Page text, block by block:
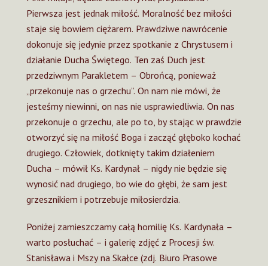
Pierwsza jest jednak miłość. Moralność bez miłości
staje się bowiem ciężarem. Prawdziwe nawrócenie
dokonuje się jedynie przez spotkanie z Chrystusem i
działanie Ducha Świętego. Ten zaś Duch jest
przedziwnym Parakletem – Obrońcą, ponieważ
„przekonuje nas o grzechu”. On nam nie mówi, że
jesteśmy niewinni, on nas nie usprawiedliwia. On nas
przekonuje o grzechu, ale po to, by stając w prawdzie
otworzyć się na miłość Boga i zacząć głęboko kochać
drugiego. Człowiek, dotknięty takim działeniem
Ducha – mówił Ks. Kardynał – nigdy nie będzie się
wynosić nad drugiego, bo wie do głębi, że sam jest
grzesznikiem i potrzebuje miłosierdzia.
Poniżej zamieszczamy całą homilię Ks. Kardynała –
warto posłuchać – i galerię zdjęć z Procesji św.
Stanisława i Mszy na Skałce (zdj. Biuro Prasowe